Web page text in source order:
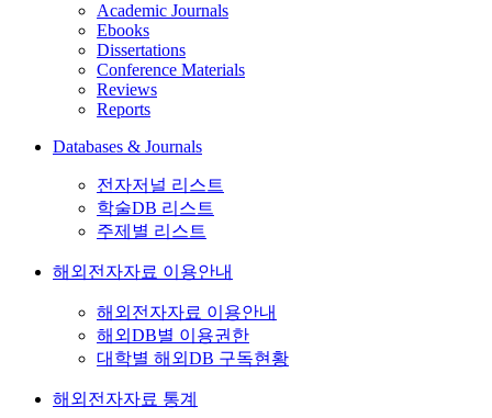
Academic Journals
Ebooks
Dissertations
Conference Materials
Reviews
Reports
Databases & Journals
전자저널 리스트
학술DB 리스트
주제별 리스트
해외전자자료 이용안내
해외전자자료 이용안내
해외DB별 이용권한
대학별 해외DB 구독현황
해외전자자료 통계